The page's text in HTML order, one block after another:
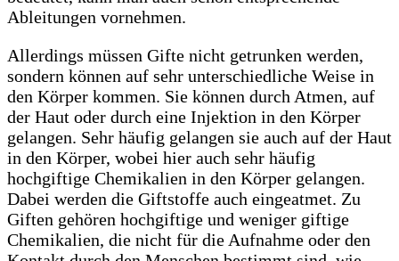
Ableitungen vornehmen.
Allerdings müssen Gifte nicht getrunken werden,
sondern können auf sehr unterschiedliche Weise in
den Körper kommen. Sie können durch Atmen, auf
der Haut oder durch eine Injektion in den Körper
gelangen. Sehr häufig gelangen sie auch auf der Haut
in den Körper, wobei hier auch sehr häufig
hochgiftige Chemikalien in den Körper gelangen.
Dabei werden die Giftstoffe auch eingeatmet. Zu
Giften gehören hochgiftige und weniger giftige
Chemikalien, die nicht für die Aufnahme oder den